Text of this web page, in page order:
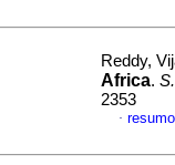
Reddy,
Africa.
2353
·